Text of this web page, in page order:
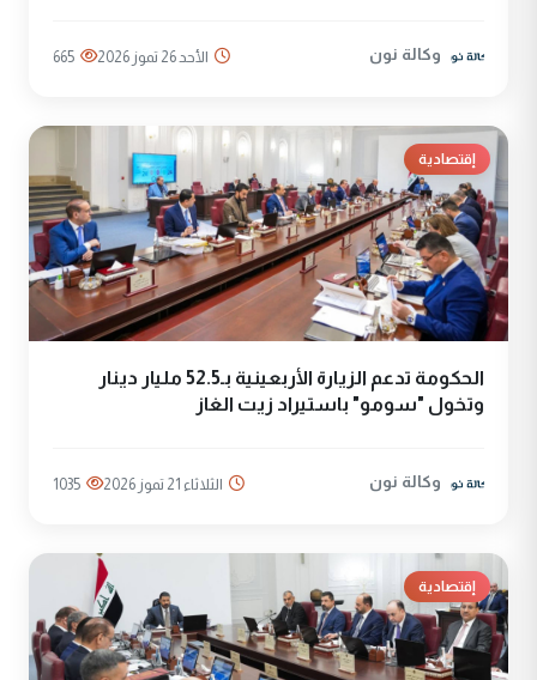
وكالة نون الأحد 26 تموز 2026 665
إقتصادية
الحكومة تدعم الزيارة الأربعينية بـ52.5 مليار دينار
وتخول "سومو" باستيراد زيت الغاز
وكالة نون الثلاثاء 21 تموز 2026 1035
إقتصادية